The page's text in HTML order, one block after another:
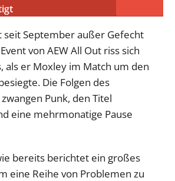
seit September außer Gefecht
von AEW All Out riss sich
als er Moxley im Match um den
Die Folgen des
Punk, den Titel
eine mehrmonatige Pause
bereits berichtet ein großes
eine Reihe von Problemen zu